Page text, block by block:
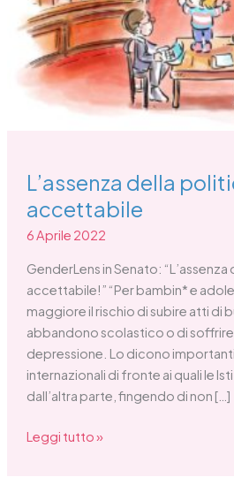
L’assenza della
accettabile
6 Aprile 2022
GenderLens in Senato:
accettabile!” “Per bambin* e
maggiore il rischio di subire atti di
abbandono scolastico o di soffrire
depressione. Lo dicono
internazionali di fronte ai quali le
dall’altra parte, fingendo di non […]
Leggi tutto »